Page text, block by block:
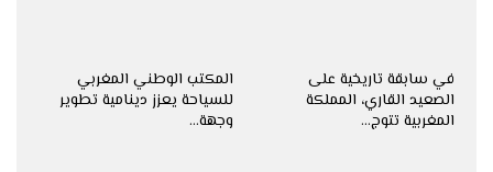
في سابقة تاريخية على
الصعيد القاري، المملكة
المغربية تتوج…
المكتب الوطني المغربي
للسياحة يعزز دينامية تطوير
وجهة…